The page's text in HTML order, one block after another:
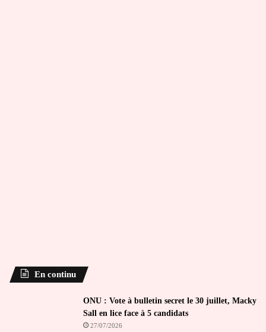
En continu
ONU : Vote à bulletin secret le 30 juillet, Macky
Sall en lice face à 5 candidats
27/07/2026